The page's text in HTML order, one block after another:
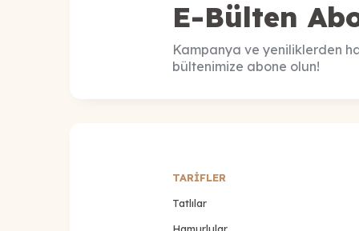
E-Bülten
Kampanya ve yeniliklerden
bültenimize abone olun!
TARİFLER
Tatlılar